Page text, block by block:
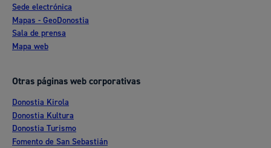
Sede electrónica
Mapas - GeoDonostia
Sala de prensa
Mapa web
Otras páginas web corporativas
Donostia Kirola
Donostia Kultura
Donostia Turismo
Fomento de San Sebastián